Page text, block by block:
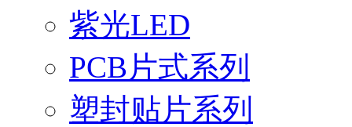
紫光LED
PCB片式系列
塑封贴片系列